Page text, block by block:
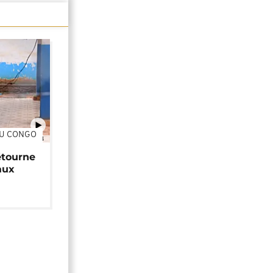
01:34
CONGO